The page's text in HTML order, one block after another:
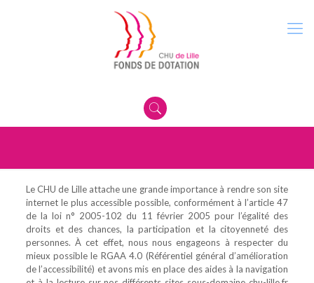
Le CHU de Lille attache une grande importance à rendre son site
internet le plus accessible possible, conformément à l’article 47
de la loi n° 2005-102 du 11 février 2005 pour l’égalité des
droits et des chances, la participation et la citoyenneté des
personnes. À cet effet, nous nous engageons à respecter du
mieux possible le RGAA 4.0 (Référentiel général d’amélioration
de l’accessibilité) et avons mis en place des aides à la navigation